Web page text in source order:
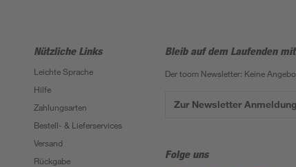
Nützliche Links
Leichte Sprache
Hilfe
Zahlungsarten
Bestell- & Lieferservices
Versand
Rückgabe
Bleib auf dem Laufenden
Der toom Newsletter: Keine
Zur Newsletter Anmeldung
Folge uns